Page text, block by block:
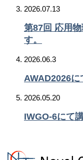
2026.07.13
第87回 応用
す。
2026.06.3
AWAD2026に
2026.05.20
IWGO-6にて